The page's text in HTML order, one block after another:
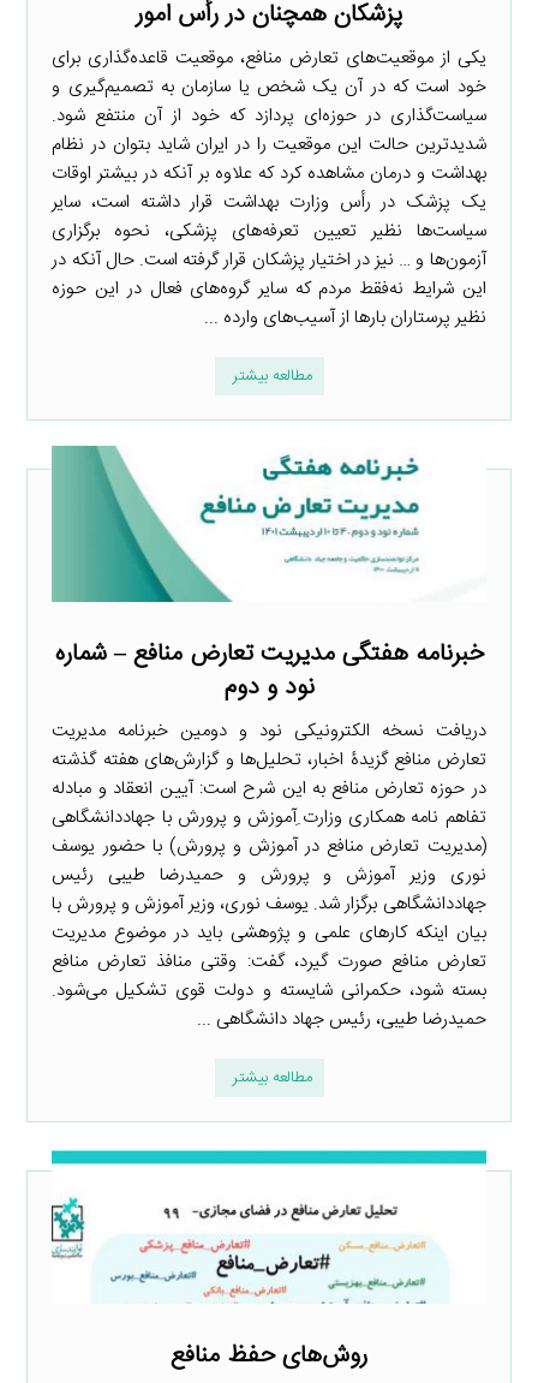
پزشکان همچنان در رأس امور
یکی از موقعیت‌های تعارض منافع، موقعیت قاعده‌گذاری برای
خود است که در آن یک شخص یا سازمان به تصمیم‌گیری و
سیاست‌گذاری در حوزه‌ای پردازد که خود از آن منتفع شود.
شدیدترین حالت این موقعیت را در ایران شاید بتوان در نظام
بهداشت و درمان مشاهده کرد که علاوه بر آنکه در بیشتر اوقات
یک پزشک در رأس وزارت بهداشت قرار داشته است، سایر
سیاست‌ها نظیر تعیین تعرفه‌های پزشکی، نحوه برگزاری
آزمون‌ها و … نیز در اختیار پزشکان قرار گرفته است. حال آنکه در
این شرایط نه‌فقط مردم که سایر گروه‌های فعال در این حوزه
نظیر پرستاران بارها از آسیب‌های وارده ...
مطالعه بیشتر
خبرنامه هفتگی مدیریت تعارض منافع – شماره
نود و دوم
دریافت نسخه الکترونیکی نود و دومین خبرنامه مدیریت
تعارض منافع گزیدۀ اخبار، تحلیل‌ها و گزارش‌های هفته گذشته
در حوزه تعارض منافع به این شرح است: آیین انعقاد و مبادله
تفاهم نامه همکاری وزارت ِآموزش و پرورش با جهاددانشگاهی
(مدیریت تعارض منافع در آموزش و پرورش) با حضور یوسف
نوری وزیر آموزش و پرورش و حمیدرضا طیبی رئیس
جهاددانشگاهی برگزار شد. یوسف نوری، وزیر آموزش و پرورش با
بیان اینکه کارهای علمی و پژوهشی باید در موضوع مدیریت
تعارض منافع صورت گیرد، گفت: وقتی منافذ تعارض منافع
بسته شود، حکمرانی شایسته و دولت قوی تشکیل می‌شود.
حمیدرضا طیبی، رئیس جهاد دانشگاهی ...
مطالعه بیشتر
روش‌های حفظ منافع